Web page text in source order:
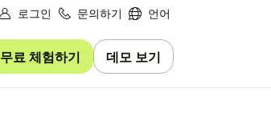
로그인 문의하기 언어
무료 체험하기 데모 보기